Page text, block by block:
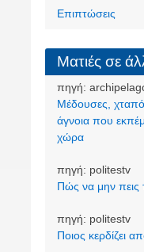
Επιπτώσεις
Ματιές σε
πηγή:
Μέδουσες,
άγνοια που
χώρα
πηγή: politestv
Πώς να μην πεις
πηγή: politestv
Ποιος κερδίζει